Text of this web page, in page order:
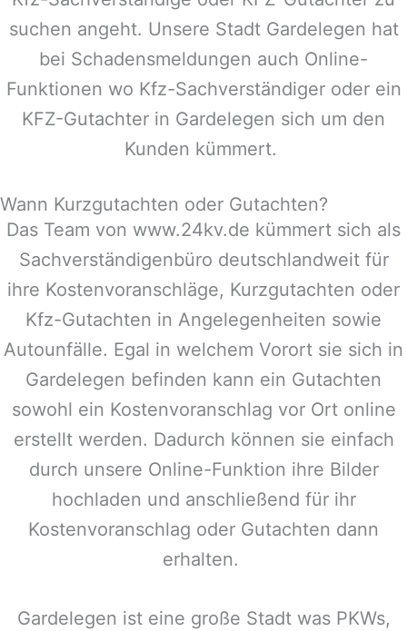
suchen angeht. Unsere Stadt Gardelegen hat
bei Schadensmeldungen auch Online-
Funktionen wo Kfz-Sachverständiger oder ein
KFZ-Gutachter in Gardelegen sich um den
Kunden kümmert.
Wann Kurzgutachten oder Gutachten?
Das Team von www.24kv.de kümmert sich als
Sachverständigenbüro deutschlandweit für
ihre Kostenvoranschläge, Kurzgutachten oder
Kfz-Gutachten in Angelegenheiten sowie
Autounfälle. Egal in welchem Vorort sie sich in
Gardelegen befinden kann ein Gutachten
sowohl ein Kostenvoranschlag vor Ort online
erstellt werden. Dadurch können sie einfach
durch unsere Online-Funktion ihre Bilder
hochladen und anschließend für ihr
Kostenvoranschlag oder Gutachten dann
erhalten.
Gardelegen ist eine große Stadt was PKWs,